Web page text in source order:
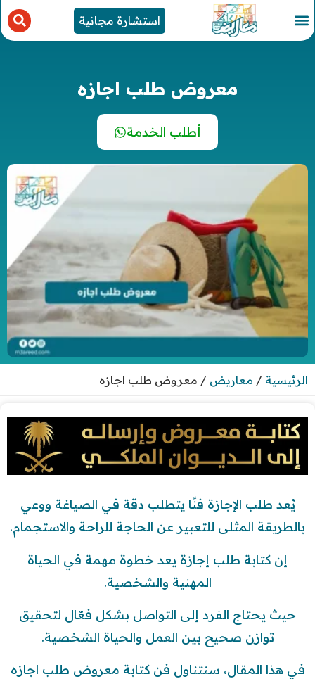
استشارة مجانية
معروض طلب اجازه
أطلب الخدمة
الرئيسية / معاريض / معروض طلب اجازه
يُعد طلب الإجازة فنًا يتطلب دقة في الصياغة ووعي
بالطريقة المثلى للتعبير عن الحاجة للراحة والاستجمام.
إن كتابة طلب إجازة يعد خطوة مهمة في الحياة
المهنية والشخصية.
حيث يحتاج الفرد إلى التواصل بشكل فعّال لتحقيق
توازن صحيح بين العمل والحياة الشخصية.
في هذا المقال، سنتناول فن كتابة معروض طلب اجازه